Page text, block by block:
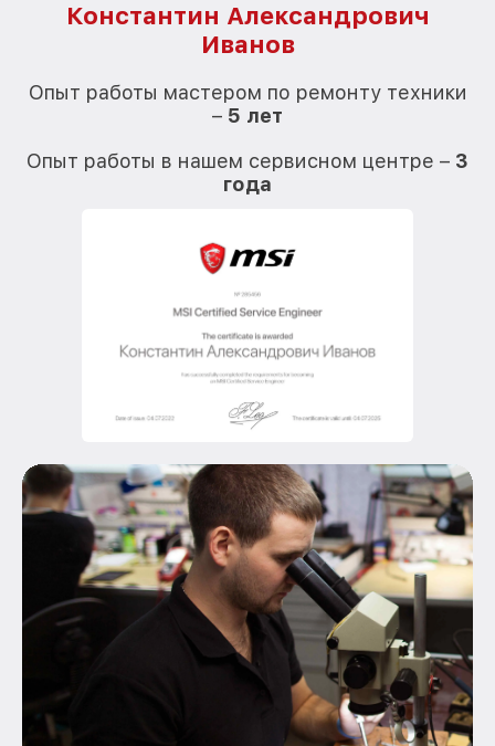
Константин Александрович
Иванов
Опыт работы мастером по ремонту техники
– 5 лет
Опыт работы в нашем сервисном центре – 3
года